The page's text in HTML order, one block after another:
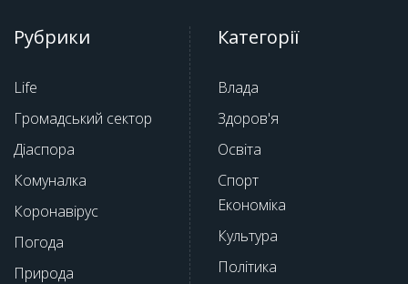
Рубрики
Life
Громадський сектор
Діаспора
Комуналка
Коронавірус
Погода
Природа
Категорії
Влада
Здоров'я
Освіта
Спорт
Економіка
Культура
Політика